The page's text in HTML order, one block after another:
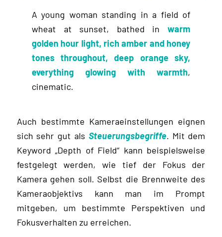
A young woman standing in a field of
wheat at sunset, bathed in warm
golden hour light, rich amber and honey
tones throughout, deep orange sky,
everything glowing with warmth,
cinematic.
Auch bestimmte Kameraeinstellungen eignen
sich sehr gut als Steuerungsbegriffe. Mit dem
Keyword „Depth of Field“ kann beispielsweise
festgelegt werden, wie tief der Fokus der
Kamera gehen soll. Selbst die Brennweite des
Kameraobjektivs kann man im Prompt
mitgeben, um bestimmte Perspektiven und
Fokusverhalten zu erreichen.